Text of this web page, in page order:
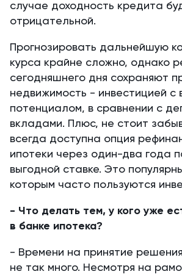
случае доходность кредита
отрицательной.
Прогнозировать дальнейшую
курса крайне сложно, однако
сегодняшнего дня сохраняют
недвижимость - инвестицией с
потенциалом, в сравнении с
вкладами. Плюс, не стоит
всегда доступна опция
ипотеки через один-два года
выгодной ставке. Это
которым часто пользуются
- Что делать тем, у кого уже
в банке ипотека?
- Времени на принятие
не так много. Несмотря на